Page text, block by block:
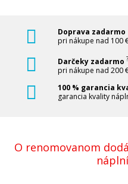
Doprava zadarmo
pri nákupe nad 100
Darčeky zadarmo ?
pri nákupe nad 200
100 % garancia
garancia kvality
O renomovanom